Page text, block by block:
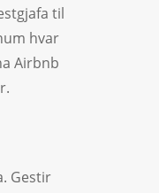
til
hvar
Airbnb
Gestir